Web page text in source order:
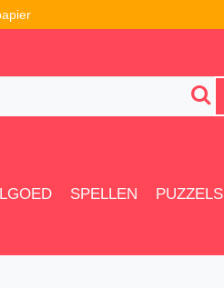
SPELLEN PUZZELS